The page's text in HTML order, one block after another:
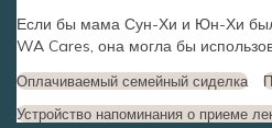
Если бы мама Сун-Хи и Юн-Хи
WA Cares, она могла бы
Оплачиваемый семейный сиделка
Устройство напоминания о приеме